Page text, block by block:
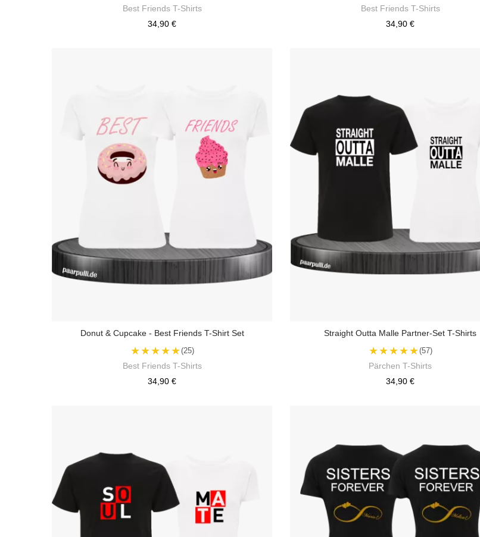
Best Friends T-Shirts
34,90 €
Best Friends T-Shirts
34,90 €
Donut & Cupcake - Best Friends T-Shirt Set
★★★★★(25)
Best Friends T-Shirts
34,90 €
Straight Outta Malle Partner-Set T-Shirts
★★★★★(57)
Pärchen T-Shirts
34,90 €